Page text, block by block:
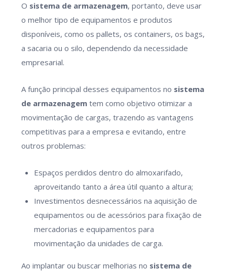
O sistema de armazenagem, portanto, deve usar
o melhor tipo de equipamentos e produtos
disponíveis, como os pallets, os containers, os bags,
a sacaria ou o silo, dependendo da necessidade
empresarial.
A função principal desses equipamentos no sistema
de armazenagem tem como objetivo otimizar a
movimentação de cargas, trazendo as vantagens
competitivas para a empresa e evitando, entre
outros problemas:
Espaços perdidos dentro do almoxarifado,
aproveitando tanto a área útil quanto a altura;
Investimentos desnecessários na aquisição de
equipamentos ou de acessórios para fixação de
mercadorias e equipamentos para
movimentação da unidades de carga.
Ao implantar ou buscar melhorias no sistema de